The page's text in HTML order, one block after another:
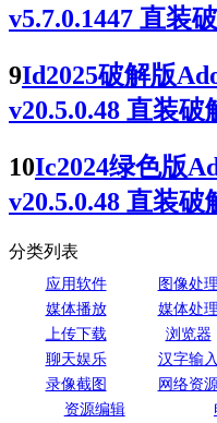
v5.7.0.1447 直装
9Id2025破解版
v20.5.0.48 直装破
10Ic2024绿色版
v20.5.0.48 直装破
分类列表
应用软件 图像处理
媒体播放
媒体处理
上传下载
浏览器
聊天娱乐
汉字输入
录像截图
网络资源
资源编辑